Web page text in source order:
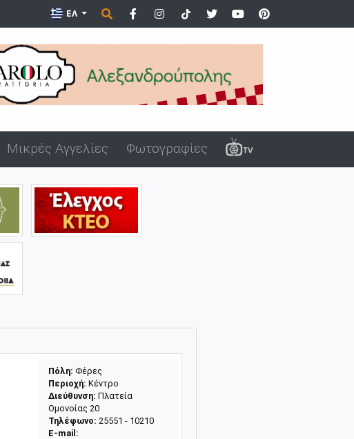
ΕΛ
Μικρές Αγγελίες Φωτογραφίες
Πόλη: Φέρες
Περιοχή: Κέντρο
Διεύθυνση: Πλατεία
Ομονοίας 20
Τηλέφωνο: 25551 - 10210
E-mail: